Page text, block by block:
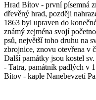
Hrad Bítov - první písemná
dřevěný hrad, později
1863 byl upraven do
známý zejména svojí
psů, největší toho druhu na
zbrojnice, znovu otevřena v
Další památky jsou kostel
- Tatra, památník padlých v
Bítov - kaple Nanebevzetí